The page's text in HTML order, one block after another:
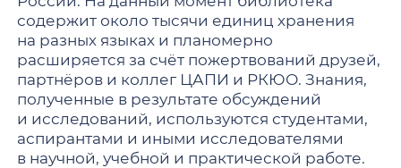
содержит около тысячи единиц хранения
на разных языках и планомерно
расширяется за счёт пожертвований друзей,
партнёров и коллег ЦАПИ и РКЮО. Знания,
полученные в результате обсуждений
и исследований, используются студентами,
аспирантами и иными исследователями
в научной, учебной и практической работе.